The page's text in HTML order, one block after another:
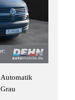
Automatik
Grau